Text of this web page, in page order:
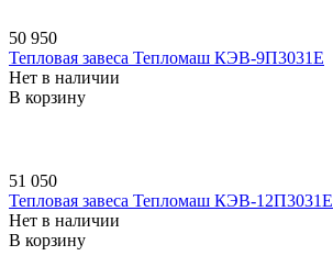
50 950
Тепловая завеса Тепломаш КЭВ-9П3031E
Нет в наличии
В корзину
51 050
Тепловая завеса Тепломаш КЭВ-12П3031E
Нет в наличии
В корзину